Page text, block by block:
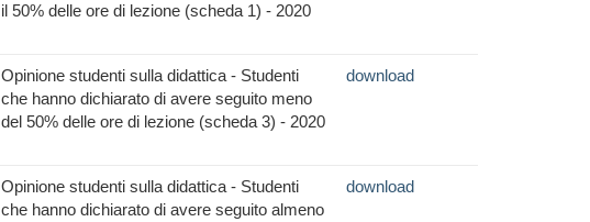
il 50% delle ore di lezione (scheda 1) - 2020
Opinione studenti sulla didattica - Studenti
che hanno dichiarato di avere seguito meno
del 50% delle ore di lezione (scheda 3) - 2020
download
Opinione studenti sulla didattica - Studenti
che hanno dichiarato di avere seguito almeno
download